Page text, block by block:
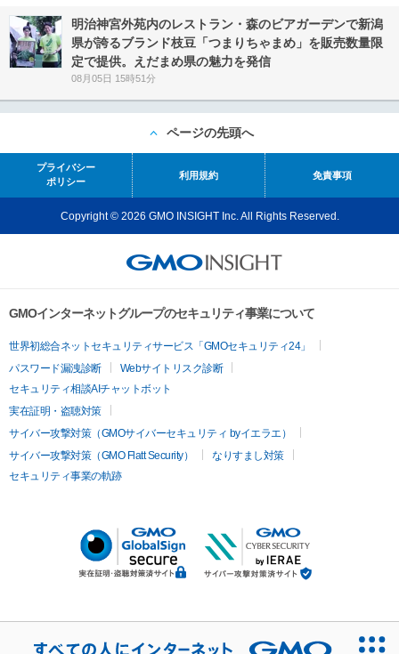
明治神宮外苑内のレストラン・森のビアガーデンで新潟
県が誇るブランド枝豆「つまりちゃまめ」を販売数量限
定で提供。えだまめ県の魅力を発信
08月05日 15時51分
ページの先頭へ
プライバシー
ポリシー
利用規約 免責事項
Copyright © 2026 GMO INSIGHT Inc. All Rights Reserved.
GMOインターネットグループのセキュリティ事業について
世界初総合ネットセキュリティサービス「GMOセキュリティ24」
パスワード漏洩診断
Webサイトリスク診断
セキュリティ相談AIチャットボット
実在証明・盗聴対策
サイバー攻撃対策（GMOサイバーセキュリティ byイエラエ）
サイバー攻撃対策（GMO Flatt Security）
なりすまし対策
セキュリティ事業の軌跡